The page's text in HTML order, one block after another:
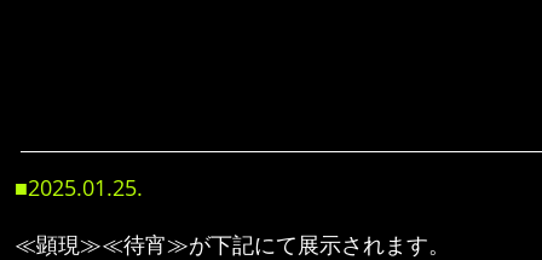
■2025.01.25.
≪顕現≫≪待宵≫が下記にて展示されます。